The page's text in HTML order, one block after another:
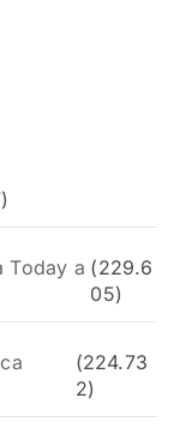
Today a (229.6
05)
(224.73
2)